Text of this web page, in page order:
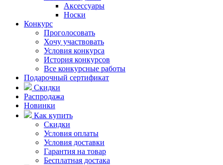
Аксессуары
Носки
Конкурс
Проголосовать
Хочу участвовать
Условия конкурса
История конкурсов
Все конкурсные работы
Подарочный сертификат
Скидки
Распродажа
Новинки
Как купить
Скидки
Условия оплаты
Условия доставки
Гарантия на товар
Бесплатная достака